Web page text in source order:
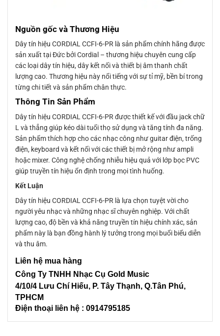
Nguồn gốc và Thương Hiệu
Dây tín hiệu CORDIAL CCFI-6-PR là sản phẩm chính hãng được
sản xuất tại Đức bởi Cordial – thương hiệu chuyên cung cấp
các loại dây tín hiệu, dây kết nối và thiết bị âm thanh chất
lượng cao. Thương hiệu này nổi tiếng với sự tỉ mỹ, bền bí trong
từng chi tiết và sản phẩm chân thực.
Thông Tin Sản Phẩm
Dây tín hiệu CORDIAL CCFI-6-PR được thiết kế với đầu jack chữ
L và thẳng giúp kéo dài tuổi thọ sử dụng và tăng tính đa năng.
Sản phẩm thích hợp cho các nhạc công như guitar điện, trống
điện, keyboard và kết nối với các thiết bị mở rộng như ampli
hoặc mixer. Công nghệ chống nhiễu hiệu quả với lớp bọc PVC
giúp truyền tín hiệu ổn định trong mọi tình huống.
Kết Luận
Dây tín hiệu CORDIAL CCFI-6-PR là lựa chọn tuyệt vời cho
người yêu nhạc và những nhạc sĩ chuyên nghiệp. Với chất
lượng cao, độ bền và khả năng truyền tín hiệu chính xác, sản
phẩm này là bạn đồng hành lý tưởng trong mọi buổi biểu diễn
và thu âm.
Liên hệ mua hàng
Công Ty TNHH Nhạc Cụ Gold Music
4/10/4 Lưu Chí Hiếu, P. Tây Thạnh, Q.Tân Phú,
TPHCM
Điện thoại liên hệ : 0914795185